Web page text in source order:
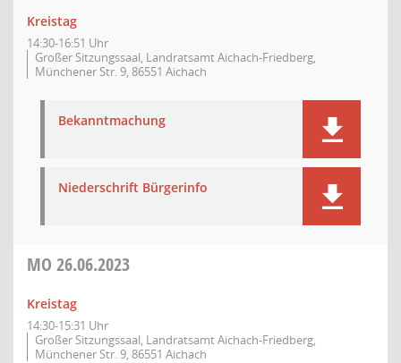
Kreistag
14:30-16:51 Uhr
Großer Sitzungssaal, Landratsamt Aichach-Friedberg,
Münchener Str. 9, 86551 Aichach
Bekanntmachung
Niederschrift Bürgerinfo
MO 26.06.2023
Kreistag
14:30-15:31 Uhr
Großer Sitzungssaal, Landratsamt Aichach-Friedberg,
Münchener Str. 9, 86551 Aichach